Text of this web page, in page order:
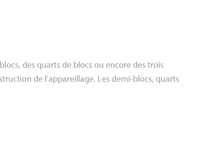
des quarts de blocs ou encore des trois
de l’appareillage. Les demi-blocs, quarts